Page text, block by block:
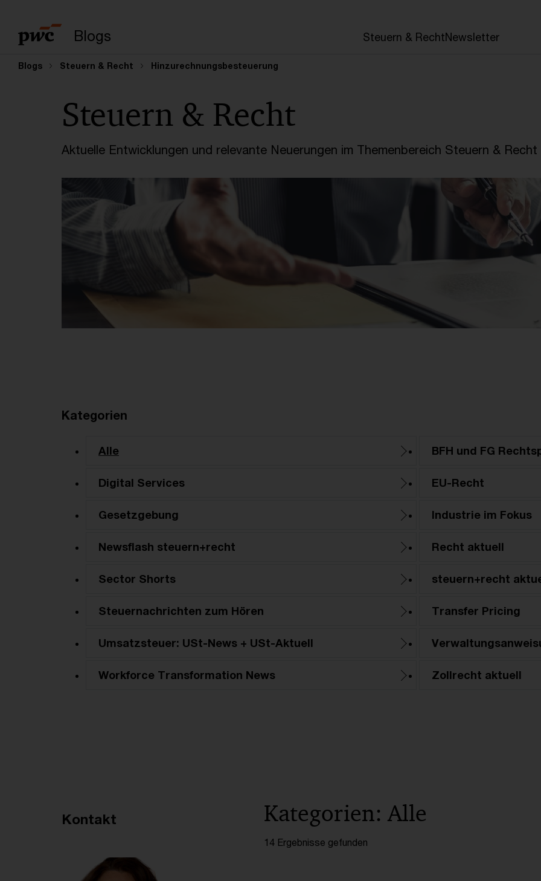
Blogs Steuern & RechtNewsletter
Blogs Steuern & Recht Hinzurechnungsbesteuerung
Steuern & Recht
Aktuelle Entwicklungen und relevante Neuerungen im Themenbereich Steuern &
Kategorien
Alle BFH und FG
Digital Services EU-Recht
Gesetzgebung Industrie im Fokus
Newsflash steuern+recht Recht aktuell
Sector Shorts steuern+recht
Steuernachrichten zum Hören Transfer Pricing
Umsatzsteuer: USt-News + USt-Aktuell
Workforce Transformation News Zollrecht aktuell
Kategorien: Alle
14 Ergebnisse gefunden
Empfohlene Artikel
Kontakt